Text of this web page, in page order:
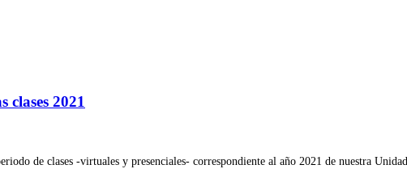
clases 2021
de clases -virtuales y presenciales- correspondiente al año 2021 de nuestra